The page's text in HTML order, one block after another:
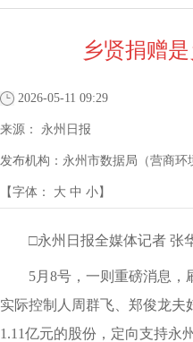
乡贤捐赠
2026-05-11 09:29
来源： 永州日报
发布机构： 永州市数据局（营商环
【字体： 大 中 小】
□永州日报全媒体记者 张
5月8号，一则重磅消息
实际控制人周群飞、郑俊龙夫
1.11亿元的股份，定向支持永